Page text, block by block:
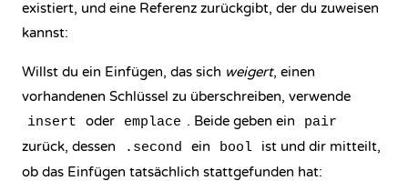
existiert, und eine Referenz zurückgibt, der du zuweisen
kannst:
Willst du ein Einfügen, das sich weigert, einen
vorhandenen Schlüssel zu überschreiben, verwende
insert oder emplace . Beide geben ein pair
zurück, dessen .second ein bool
ist und dir mitteilt,
ob das Einfügen tatsächlich stattgefunden hat: